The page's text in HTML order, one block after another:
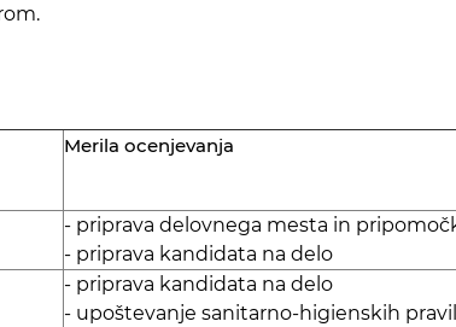
Merila ocenjevanja
- priprava delovnega mesta in
- priprava kandidata na delo
- priprava kandidata na delo
- upoštevanje sanitarno-higienskih pravil